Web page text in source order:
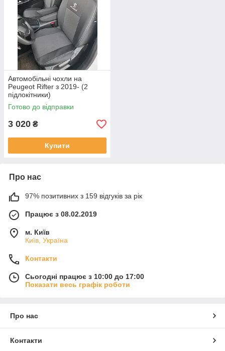
Автомобільні чохли на
Peugeot Rifter з 2019- (2
підлокітники)
Готово до відправки
3 020 ₴
Купити
Про нас
97% позитивних з 159 відгуків за рік
Працює з 08.02.2019
м. Київ
Київ, Україна
Контакти
Сьогодні працює з 10:00 до 17:00
Показати весь графік роботи
Про нас
Контакти